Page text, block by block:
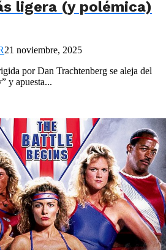
ligera (y polémica)
21 noviembre, 2025
por Dan Trachtenberg se aleja del
y apuesta...